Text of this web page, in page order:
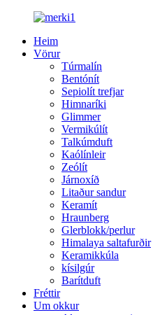
Heim
Vörur
Túrmalín
Bentónít
Sepiolít trefjar
Himnaríki
Glimmer
Vermikúlít
Talkúmduft
Kaólínleir
Zeólít
Járnoxíð
Litaður sandur
Keramít
Hraunberg
Glerblokk/perlur
Himalaya saltafurðir
Keramikkúla
kísilgúr
Barítduft
Fréttir
Um okkur